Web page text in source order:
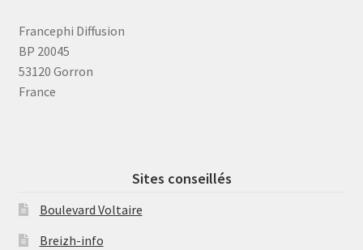
Francephi Diffusion
BP 20045
53120 Gorron
France
Sites conseillés
Boulevard Voltaire
Breizh-info